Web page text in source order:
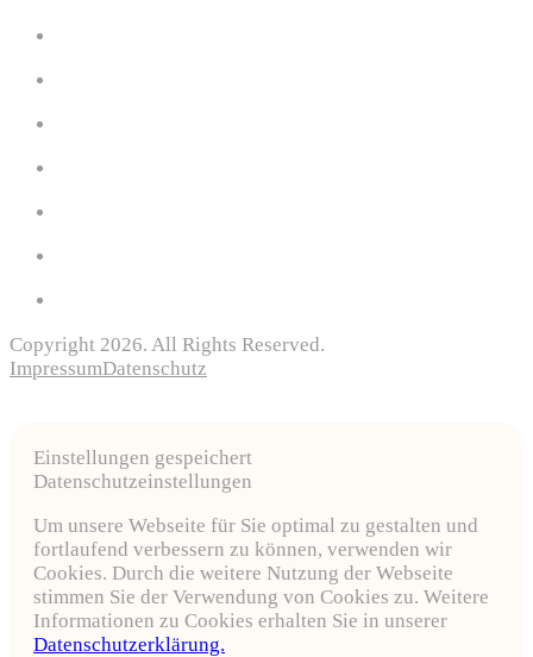
Copyright 2026. All Rights Reserved.
ImpressumDatenschutz
Einstellungen gespeichert
Datenschutzeinstellungen
Um unsere Webseite für Sie optimal zu gestalten und
fortlaufend verbessern zu können, verwenden wir
Cookies. Durch die weitere Nutzung der Webseite
stimmen Sie der Verwendung von Cookies zu. Weitere
Informationen zu Cookies erhalten Sie in unserer
Datenschutzerklärung.